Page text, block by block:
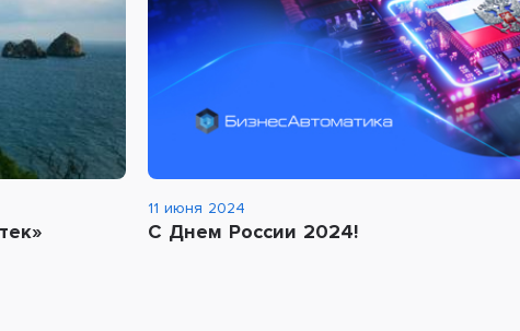
11 июня 2024
С Днем России 2024!